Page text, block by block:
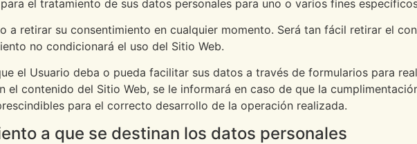
el tratamiento de sus datos personales para uno o varios fines
a retirar su consentimiento en cualquier momento. Será tan fácil retirar el
no condicionará el uso del Sitio Web.
el Usuario deba o pueda facilitar sus datos a través de formularios para
el contenido del Sitio Web, se le informará en caso de que la
para el correcto desarrollo de la operación realizada.
a que se destinan los datos personales